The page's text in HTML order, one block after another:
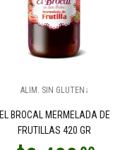
ALIM. SIN GLUTEN↓
EL BROCAL MERMELADA DE
FRUTILLAS 420 GR